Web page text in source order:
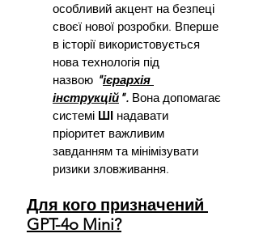
особливий акцент на безпеці
своєї нової розробки. Вперше
в історії використовується
нова технологія під
назвою "ієрархія
інструкцій ". Вона допомагає
системі ШІ надавати
пріоритет важливим
завданням та мінімізувати
ризики зловживання.
Для кого призначений
GPT-4o Mini?